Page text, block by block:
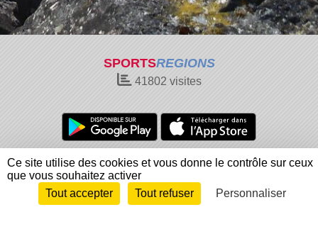
SPORTSREGIONS
41802 visites
Charte cookies
Gestion des cookies
Informations légales
Signaler un contenu inapproprié
Envie de participer ?
Connexion
Ce site utilise des cookies et vous donne le contrôle sur ceux
que vous souhaitez activer
Tout accepter
Tout refuser Personnaliser